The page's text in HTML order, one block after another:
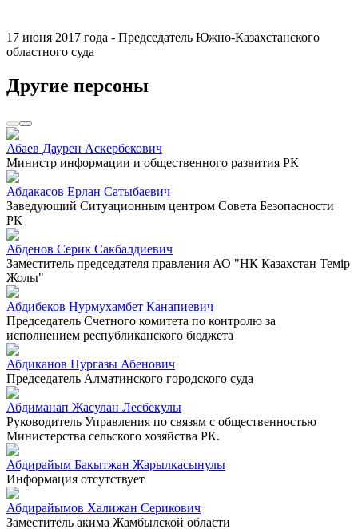
17 июня 2017 года - Председатель Южно-Казахстанского
областного суда
Другие персоны
Абаев Даурен Аскербекович
Министр информации и общественного развития РК
Абдакасов Ерлан Сатыбаевич
Заведующий Ситуационным центром Совета Безопасности
РК
Абденов Серик Сакбалдиевич
Заместитель председателя правления АО "НК Казахстан Темiр
Жолы"
Абдибеков Нурмухамбет Канапиевич
Председатель Счетного комитета по контролю за
исполнением республиканского бюджета
Абдиканов Нургазы Абенович
Председатель Алматинского городского суда
Абдиманап Жасулан Лесбекулы
Руководитель Управления по связям с общественностью
Министерства сельского хозяйства РК.
Абдирайым Бакытжан Жарылкасынулы
Информация отсутствует
Абдирайымов Халижан Серикович
Заместитель акима Жамбылской области